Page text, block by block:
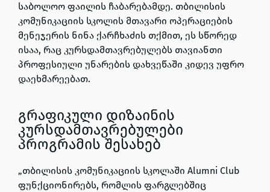
საბოლოო ფაილის ჩაბარებამდე. თბილისის
კომუნიკაციის სკოლის მთავარი ოპერაციების
მენეჯერის ნინა ქარჩხაძის თქმით, ეს სწორედ
ისაა, რაც კურსდამთავრებულებს თავიანთი
პროფესიული უნარების დახვეწაში კიდევ უფრო
დაეხმარეებათ.
გრაფიკული დიზაინის
კურსდამთავრებულები
პროგრამის შესახებ
„თბილისის კომუნიკაციის სკოლაში Alumni Club
ფუნქციონირებს, რომლის ფარგლებშიც